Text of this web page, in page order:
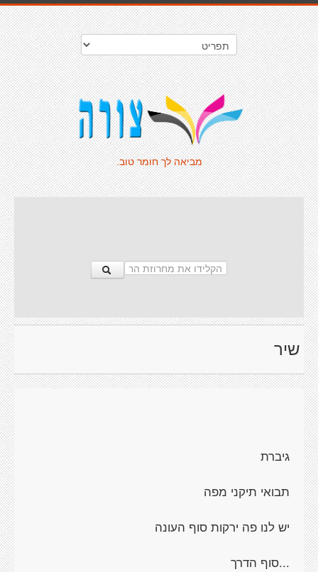
מביאה לך חומר טוב.
שיר
גיברת
תבואי תיקני מפה
יש לנו פה ירקות סוף העונה
...סוף הדרך